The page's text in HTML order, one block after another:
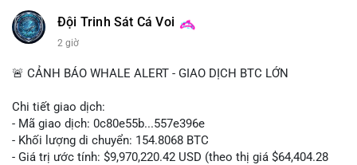
Đội Trinh Sát Cá Voi
2 giờ
🚨 CẢNH BÁO WHALE ALERT - GIAO DỊCH BTC LỚN
Chi tiết giao dịch:
- Mã giao dịch: 0c80e55b...557e396e
- Khối lượng di chuyển: 154.8068 BTC
- Giá trị ước tính: $9,970,220.42 USD (theo thị giá $64,404.28